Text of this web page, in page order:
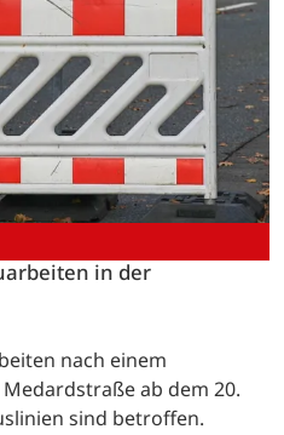
in der
nach einem
ab dem 20.
sind betroffen.